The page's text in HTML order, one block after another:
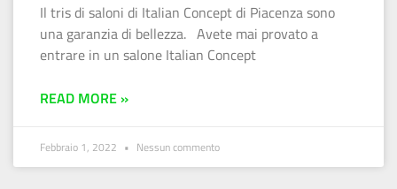
Il tris di saloni di Italian Concept di Piacenza sono
una garanzia di bellezza. Avete mai provato a
entrare in un salone Italian Concept
READ MORE »
Febbraio 1, 2022 Nessun commento